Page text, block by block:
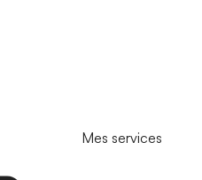
Mes services